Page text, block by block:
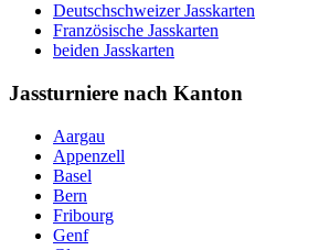
Deutschschweizer Jasskarten
Französische Jasskarten
beiden Jasskarten
Jassturniere nach Kanton
Aargau
Appenzell
Basel
Bern
Fribourg
Genf